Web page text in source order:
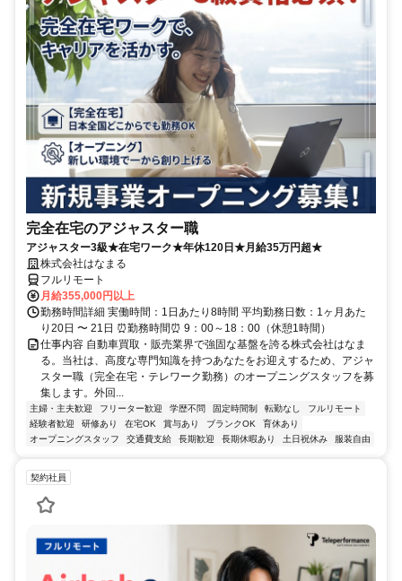
完全在宅のアジャスター職
アジャスター3級★在宅ワーク★年休120日★月給35万円超★
株式会社はなまる
フルリモート
月給355,000円以上
勤務時間詳細 実働時間：1日あたり8時間 平均勤務日数：1ヶ月あた
り20日 〜 21日 ⏰勤務時間⏰ 9：00～18：00（休憩1時間）
仕事内容 自動車買取・販売業界で強固な基盤を誇る株式会社はなま
る。当社は、高度な専門知識を持つあなたをお迎えするため、アジャ
スター職（完全在宅・テレワーク勤務）のオープニングスタッフを募
集します。外回...
主婦・主夫歓迎 フリーター歓迎 学歴不問 固定時間制 転勤なし
フルリモート
経験者歓迎
研修あり 在宅OK 賞与あり ブランクOK
育休あり
オープニングスタッフ
交通費支給 長期歓迎 長期休暇あり 土日祝休み 服装自由
契約社員